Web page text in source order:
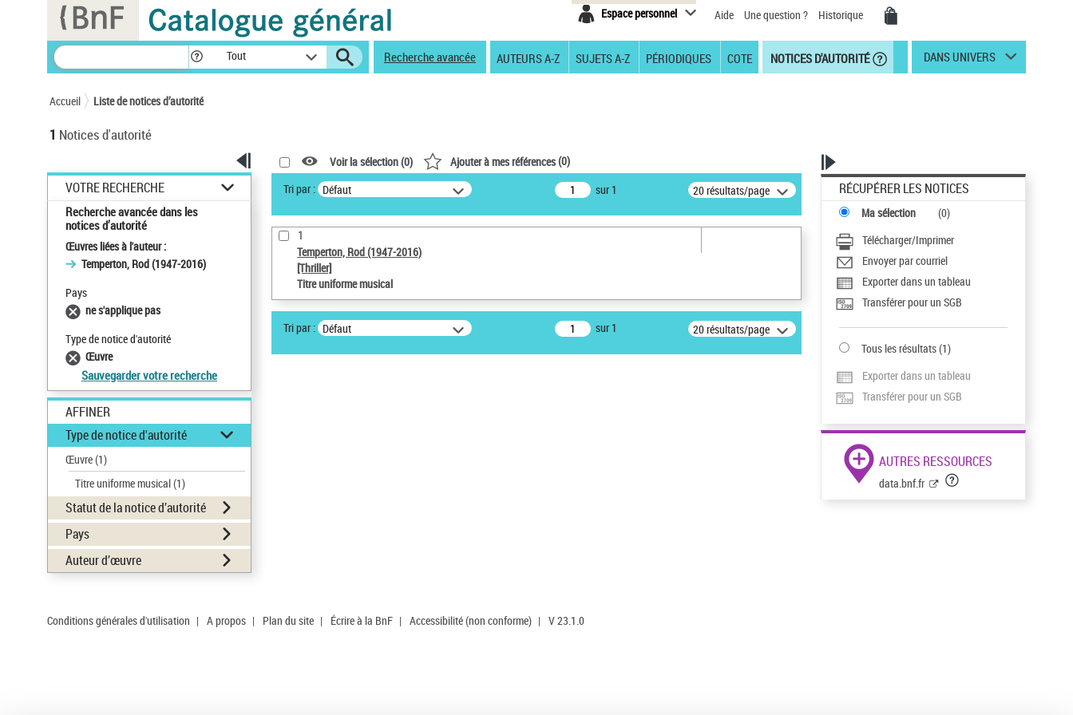
Espace personnel Aide Une question ? Historique
Tout Recherche avancée AUTEURS A-Z SUJETS A-Z PÉRIODIQUES COTE NOTICES D'AUTORITÉ DANS UNIVERS
Accueil Liste de notices d’autorité
1 Notices d'autorité
VOTRE RECHERCHE
Recherche avancée dans les
notices d’autorité
Œuvres liées à l'auteur :
Temperton, Rod (1947-2016)
Pays
ne s'applique pas
Type de notice d'autorité
Œuvre
Sauvegarder votre recherche
AFFINER
Type de notice d'autorité
Œuvre(1)
Titre uniforme musical(1)
Statut de la notice d’autorité
Pays
Auteur d’œuvre
Voir la sélection (0) Ajouter à mes références(0)
Tri par : Défaut sur 1 20 résultats/page
1
Temperton, Rod (1947-2016)
[Thriller]
Titre uniforme musical
Tri par : Défaut sur 1 20 résultats/page
RÉCUPÉRER LES NOTICES
Ma sélection (0)
Télécharger/Imprimer
Envoyer par courriel
Exporter dans un tableau
Transférer pour un SGB
Tous les résultats(1)
Exporter dans un tableau
Transférer pour un SGB
AUTRES RESSOURCES
data.bnf.fr
Conditions générales d'utilisation | A propos | Plan du site | Écrire à la BnF | Accessibilité (non conforme) | V 23.1.0
Panneau de gestion des cookies